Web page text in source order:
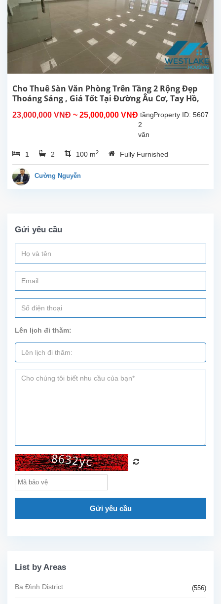
Nội.
Diện
tích
sử
600m2,
mỗi
tầng
có
gara
ô...
Cho Thuê Sàn Văn Phòng Trên Tầng 2 Rộng Đẹp
Thoáng Sáng , Giá Tốt Tại Đường Âu Cơ, Tay Hồ,
23,000,000 VNĐ ~ 25,000,000 VNĐ Property ID: 5607
tầng
2
văn
rộng
đẹp
Cơ,
Hồ,
Hà
Với
tòa
hiện
đang
1 2 100 m2 Fully Furnished
Cường Nguyễn
Gửi yêu cầu
Lên lịch đi thăm:
Gửi yêu cầu
List by Areas
Ba Đình District (556)